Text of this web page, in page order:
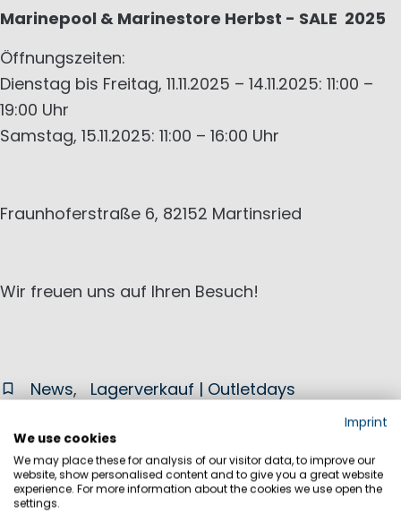
Marinepool & Marinestore Herbst - SALE 2025
Öffnungszeiten:
Dienstag bis Freitag, 11.11.2025 – 14.11.2025: 11:00 –
19:00 Uhr
Samstag, 15.11.2025: 11:00 – 16:00 Uhr
Fraunhoferstraße 6, 82152 Martinsried
Wir freuen uns auf Ihren Besuch!
News Lagerverkauf | Outletdays
28
aug
REGATES ROYALES 2025
Imprint
We use cookies
We may place these for analysis of our visitor data, to improve our
website, show personalised content and to give you a great website
experience. For more information about the cookies we use open the
settings.